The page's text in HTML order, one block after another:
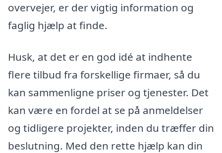
overvejer, er der vigtig information og
faglig hjælp at finde.
Husk, at det er en god idé at indhente
flere tilbud fra forskellige firmaer, så du
kan sammenligne priser og tjenester. Det
kan være en fordel at se på anmeldelser
og tidligere projekter, inden du træffer din
beslutning. Med den rette hjælp kan din